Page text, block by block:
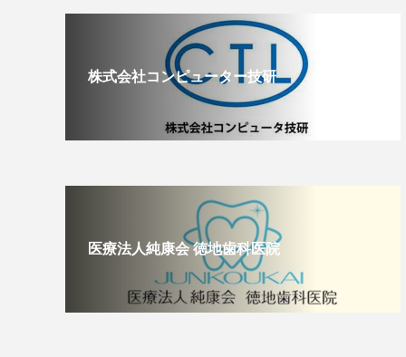
株式会社コンピューター技研
医療法人純康会 徳地歯科医院